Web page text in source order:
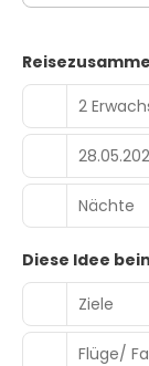
2
Nächte
Diese Idee
Ziele
Flüge/